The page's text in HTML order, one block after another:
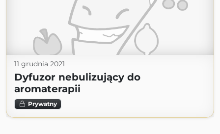
11 grudnia 2021
Dyfuzor nebulizujący do
aromaterapii
Prywatny